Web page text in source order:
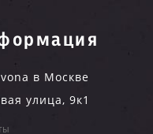
в Москве
улица, 9к1